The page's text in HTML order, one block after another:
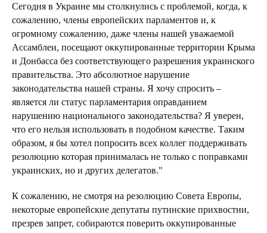
Сегодня в Украине мы столкнулись с проблемой, когда, к
сожалению, члены европейских парламентов и, к
огромному сожалению, даже члены нашей уважаемой
Ассамблеи, посещают оккупированные территории Крыма
и Донбасса без соответствующего разрешения украинского
правительства. Это абсолютное нарушение
законодательства нашей страны. Я хочу спросить –
является ли статус парламентария оправданием
нарушению национального законодательства? Я уверен,
что его нельзя использовать в подобном качестве. Таким
образом, я бы хотел попросить всех коллег поддерживать
резолюцию которая принималась не только с поправками
украинских, но и других делегатов."
К сожалению, не смотря на резолюцию Совета Европы,
некоторые европейские депутаты путинские прихвостни,
презрев запрет, собираются поверить оккупированные